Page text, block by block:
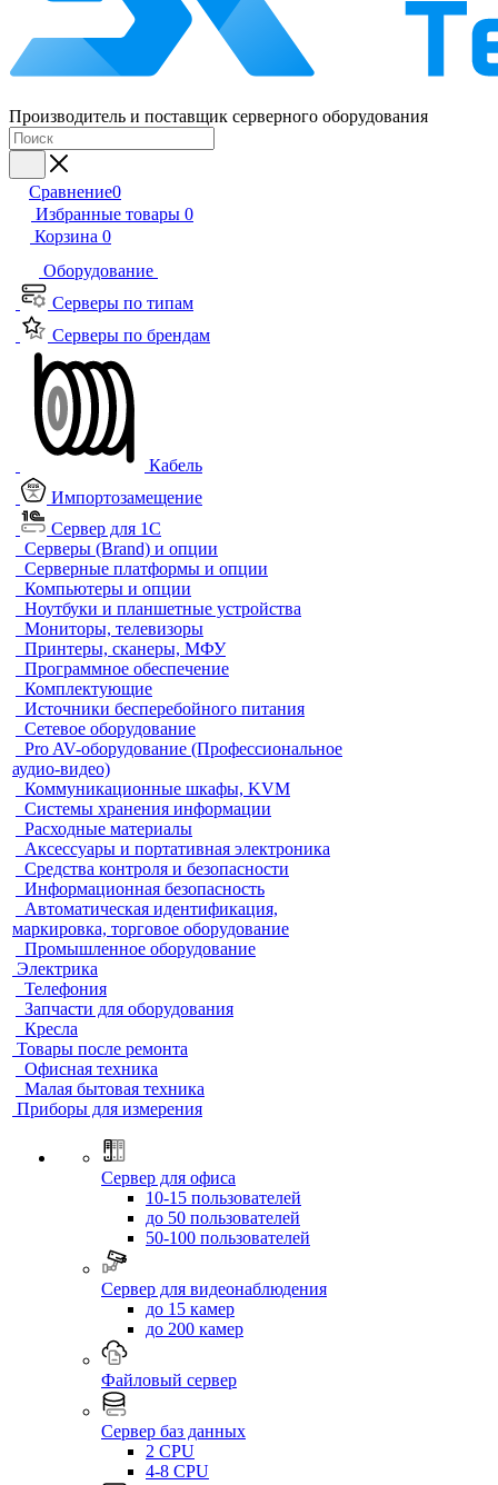
Производитель и поставщик серверного оборудования
Сравнение0
Избранные товары 0
Корзина 0
Оборудование
Серверы по типам
Серверы по брендам
Кабель
Импортозамещение
Сервер для 1С
Серверы (Brand) и опции
Серверные платформы и опции
Компьютеры и опции
Ноутбуки и планшетные устройства
Мониторы, телевизоры
Принтеры, сканеры, МФУ
Программное обеспечение
Комплектующие
Источники бесперебойного питания
Сетевое оборудование
Pro AV-оборудование (Профессиональное
аудио-видео)
Коммуникационные шкафы, KVM
Системы хранения информации
Расходные материалы
Аксессуары и портативная электроника
Средства контроля и безопасности
Информационная безопасность
Автоматическая идентификация,
маркировка, торговое оборудование
Промышленное оборудование
Электрика
Телефония
Запчасти для оборудования
Кресла
Товары после ремонта
Офисная техника
Малая бытовая техника
Приборы для измерения
Сервер для офиса
10-15 пользователей
до 50 пользователей
50-100 пользователей
Сервер для видеонаблюдения
до 15 камер
до 200 камер
Файловый сервер
Сервер баз данных
2 CPU
4-8 CPU